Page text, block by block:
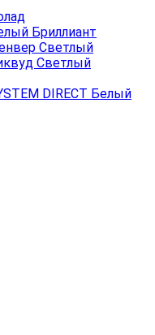
Бриллиант
Светлый
Светлый
DIRECT Белый